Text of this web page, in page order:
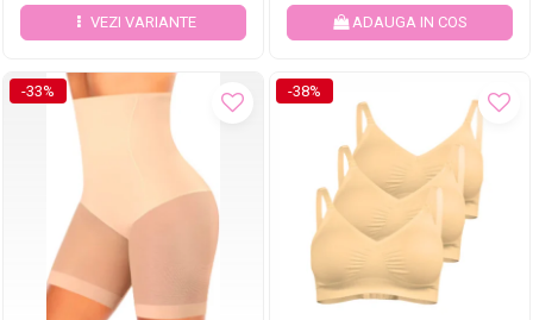
VEZI VARIANTE ADAUGA IN COS
-33% -38%